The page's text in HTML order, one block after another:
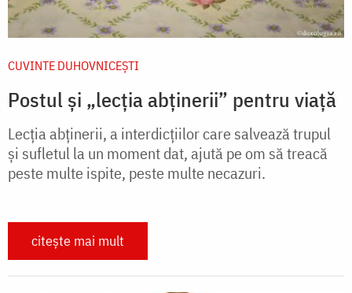
CUVINTE DUHOVNICEȘTI
Postul și „lecția abținerii” pentru viață
Lecția abținerii, a interdicțiilor care salvează trupul
și sufletul la un moment dat, ajută pe om să treacă
peste multe ispite, peste multe necazuri.
citește mai mult